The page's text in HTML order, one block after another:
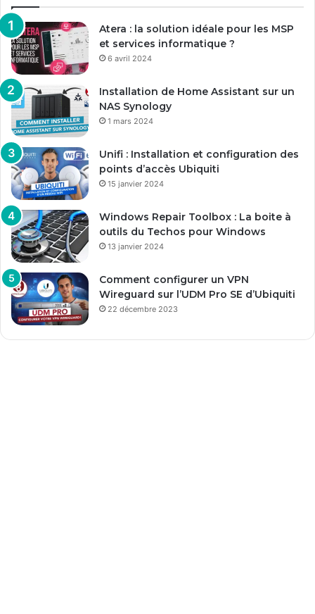
Atera : la solution idéale pour les MSP
et services informatique ?
6 avril 2024
Installation de Home Assistant sur un
NAS Synology
1 mars 2024
Unifi : Installation et configuration des
points d’accès Ubiquiti
15 janvier 2024
Windows Repair Toolbox : La boite à
outils du Techos pour Windows
13 janvier 2024
Comment configurer un VPN
Wireguard sur l’UDM Pro SE d’Ubiquiti
22 décembre 2023